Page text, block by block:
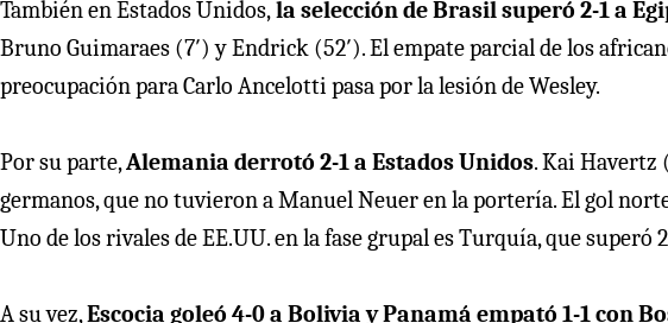
También en Estados Unidos,la selección de Brasil superó 2-1 a
Bruno Guimaraes (7′) y Endrick (52′). El empate parcial de los
preocupación para Carlo Ancelotti pasa por la lesión de Wesley.
Por su parte,Alemania derrotó 2-1 a Estados Unidos. Kai Havertz
germanos, que no tuvieron a Manuel Neuer en la portería. El gol
Uno de los rivales de EE.UU. en la fase grupal es Turquía, que superó
A su vez,Escocia goleó 4-0 a Bolivia y Panamá empató 1-1 con